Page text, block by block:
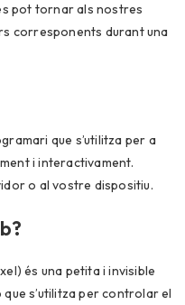
pot tornar als nostres
corresponents durant una
que s’utilitza per a
i interactivament.
o al vostre dispositiu.
és una petita i invisible
s’utilitza per controlar el